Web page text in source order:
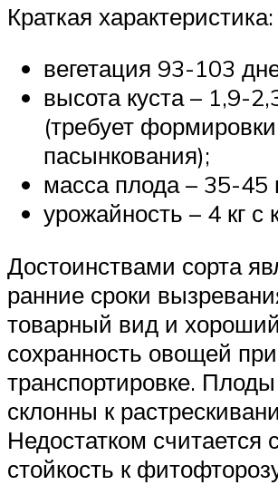
Краткая характеристика:
вегетация 93-103
высота куста – 1,9-
(требует
пасынкования);
масса плода – 35-45
урожайность – 4 кг с
Достоинствами сорта
ранние сроки
товарный вид и
сохранность овощей при
транспортировке.
склонны к
Недостатком считается
стойкость к